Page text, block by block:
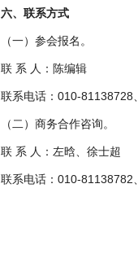
六、联系方式
（一）参会报名。
联 系 人：陈编辑
联系电话：010-81138728
（二）商务合作咨询。
联 系 人：左晗、徐士超
联系电话：010-81138782